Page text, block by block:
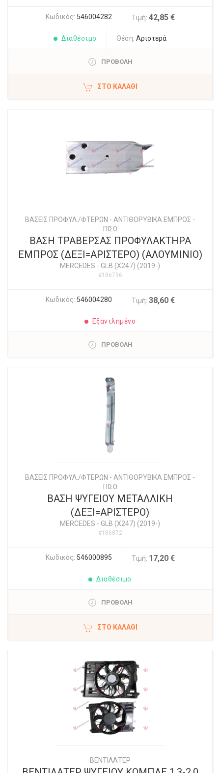
Κωδικός: 546004282 Τιμή: 42,85 €
Διαθέσιμο Θέση: Αριστερά
ΠΡΟΒΟΛΗ
ΣΤΟ ΚΑΛΆΘΙ
ΒΑΣΕΙΣ ΠΡΟΦΥΛ./ΦΤΕΡΩΝ - ΑΝΤΙΘΟΡΥΒΙΚΑ ΕΜΠΡΟΣ -
ΠΙΣΩ
ΒΑΣΗ ΤΡΑΒΕΡΣΑΣ ΠΡΟΦΥΛΑΚΤΗΡΑ
ΕΜΠΡΟΣ (ΔΕΞΙ=ΑΡΙΣΤΕΡΟ) (ΑΛΟΥΜΙΝΙΟ)
MERCEDES - GLB (X247) (2019-)
#186796
Κωδικός: 546004280 Τιμή: 38,60 €
Εξαντλημένο
ΠΡΟΒΟΛΗ
ΒΑΣΕΙΣ ΠΡΟΦΥΛ./ΦΤΕΡΩΝ - ΑΝΤΙΘΟΡΥΒΙΚΑ ΕΜΠΡΟΣ -
ΠΙΣΩ
ΒΑΣΗ ΨΥΓΕΙΟΥ ΜΕΤΑΛΛΙΚΗ
(ΔΕΞΙ=ΑΡΙΣΤΕΡΟ)
MERCEDES - GLB (X247) (2019-)
#186872
Κωδικός: 546000895 Τιμή: 17,20 €
Διαθέσιμο
ΠΡΟΒΟΛΗ
ΣΤΟ ΚΑΛΆΘΙ
ΒΕΝΤΙΛΑΤΕΡ